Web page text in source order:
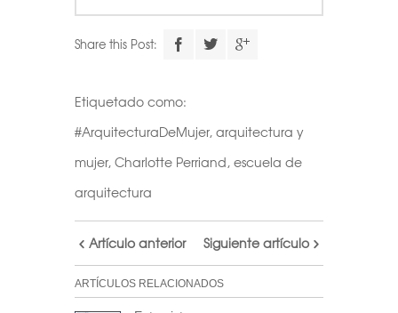
Share this Post:
Etiquetado como:
#ArquitecturaDeMujer, arquitectura y
mujer, Charlotte Perriand, escuela de
arquitectura
Artículo anterior Siguiente artículo
ARTÍCULOS RELACIONADOS